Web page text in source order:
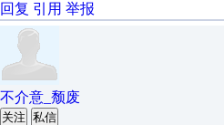
回复 引用 举报
不介意_颓废
关注 私信